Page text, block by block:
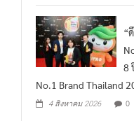
8
No.1 Brand Thailand
0